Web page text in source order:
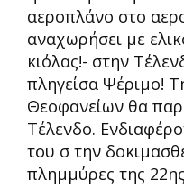
αεροπλάνο στο
αναχωρήσει με
κιόλας!- στην
πληγείσα Ψέριμο!
Θεοφανείων θα
Τέλενδο.
του σ την
πλημμύρες της